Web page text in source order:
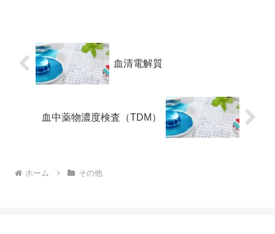
血清電解質
血中薬物濃度検査（TDM）
ホーム その他